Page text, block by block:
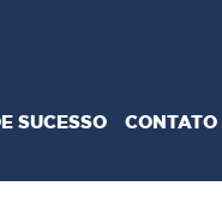
SUCESSO CONTATO